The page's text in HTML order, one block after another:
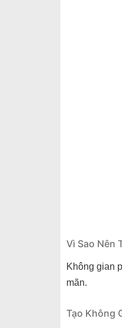
Vì Sao Nên
Không gian
mãn.
Tạo Không